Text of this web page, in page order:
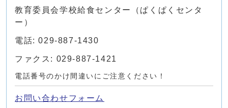
教育委員会学校給食センター（ぱくぱくセンタ
ー）
電話: 029-887-1430
ファクス: 029-887-1421
電話番号のかけ間違いにご注意ください！
お問い合わせフォーム